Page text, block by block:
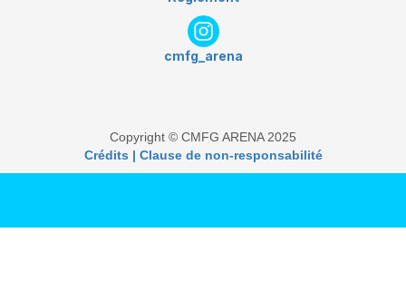
cmfg_arena
Copyright © CMFG ARENA 2025
Crédits | Clause de non-responsabilité